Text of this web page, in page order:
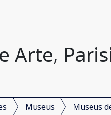
Arte,
Museus Museus